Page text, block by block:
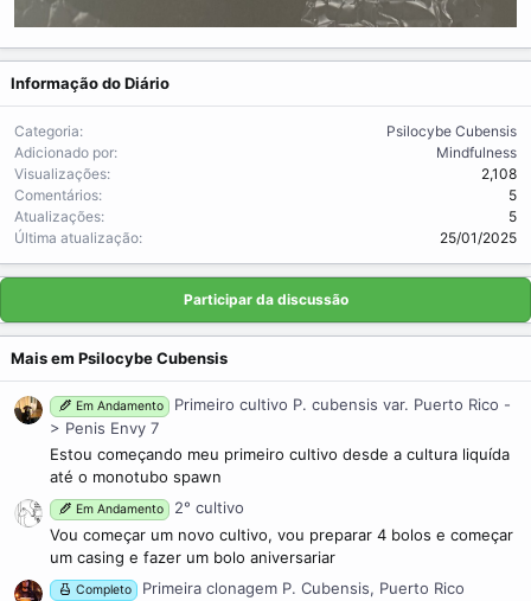
Informação do Diário
Categoria
Psilocybe Cubensis
Adicionado por
Mindfulness
Visualizações
2,108
Comentários
5
Atualizações
5
Última atualização
25/01/2025
Participar da discussão
Mais em Psilocybe Cubensis
Em Andamento
Primeiro cultivo P. cubensis var. Puerto Rico -
> Penis Envy 7
Estou começando meu primeiro cultivo desde a cultura liquída
até o monotubo spawn
Em Andamento
2° cultivo
Vou começar um novo cultivo, vou preparar 4 bolos e começar
um casing e fazer um bolo aniversariar
Completo
Primeira clonagem P. Cubensis, Puerto Rico